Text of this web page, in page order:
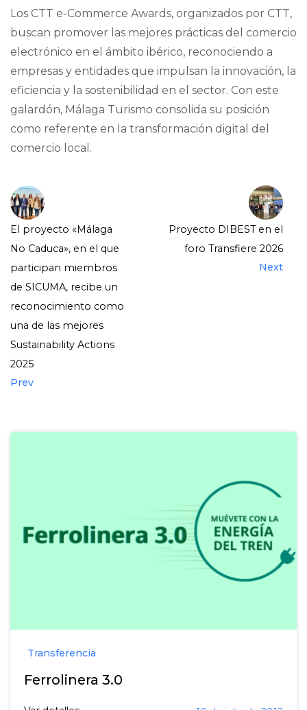
Los CTT e-Commerce Awards, organizados por CTT,
buscan promover las mejores prácticas del comercio
electrónico en el ámbito ibérico, reconociendo a
empresas y entidades que impulsan la innovación, la
eficiencia y la sostenibilidad en el sector. Con este
galardón, Málaga Turismo consolida su posición
como referente en la transformación digital del
comercio local.
El proyecto «Málaga
No Caduca», en el que
participan miembros
de SICUMA, recibe un
reconocimiento como
una de las mejores
Sustainability Actions
2025
Prev
Proyecto DIBEST en el
foro Transfiere 2026
Next
Transferencia
Ferrolinera 3.0